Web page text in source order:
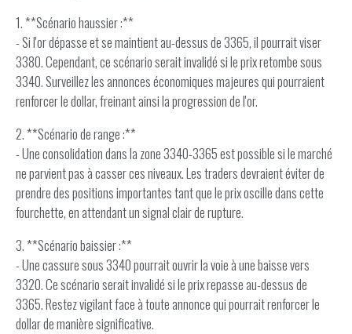
1. **Scénario haussier :**
- Si l'or dépasse et se maintient au-dessus de 3365, il pourrait viser
3380. Cependant, ce scénario serait invalidé si le prix retombe sous
3340. Surveillez les annonces économiques majeures qui pourraient
renforcer le dollar, freinant ainsi la progression de l'or.
2. **Scénario de range :**
- Une consolidation dans la zone 3340-3365 est possible si le marché
ne parvient pas à casser ces niveaux. Les traders devraient éviter de
prendre des positions importantes tant que le prix oscille dans cette
fourchette, en attendant un signal clair de rupture.
3. **Scénario baissier :**
- Une cassure sous 3340 pourrait ouvrir la voie à une baisse vers
3320. Ce scénario serait invalidé si le prix repasse au-dessus de
3365. Restez vigilant face à toute annonce qui pourrait renforcer le
dollar de manière significative.